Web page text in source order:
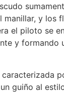
manillar, y los
el piloto se
y formando
guiño al